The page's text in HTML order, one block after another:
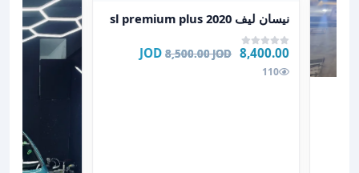
عرض تفاصيل نيسان ليف 2020 sl premium plus
نيسان ليف 2020 sl premium plus
8,400.00 JOD
8,500.00 JOD
110